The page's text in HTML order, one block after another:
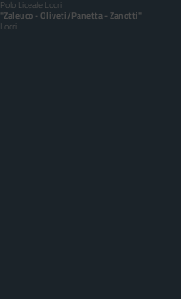
Polo Liceale Locri
"Zaleuco - Oliveti/Panetta - Zanotti"
Locri